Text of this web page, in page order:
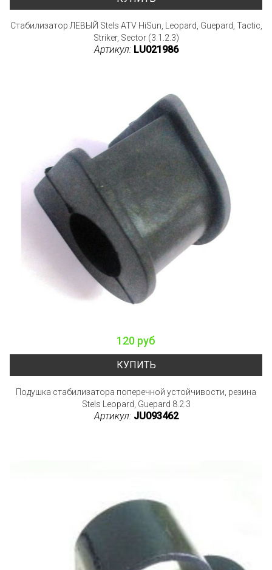
Стабилизатор ЛЕВЫЙ Stels ATV HiSun, Leopard, Guepard, Tactic,
Striker, Sector (3.1.2.3)
Артикул: LU021986
120 руб
КУПИТЬ
Подушка стабилизатора поперечной устойчивости, резина
Stels Leopard, Guepard 8.2.3
Артикул: JU093462